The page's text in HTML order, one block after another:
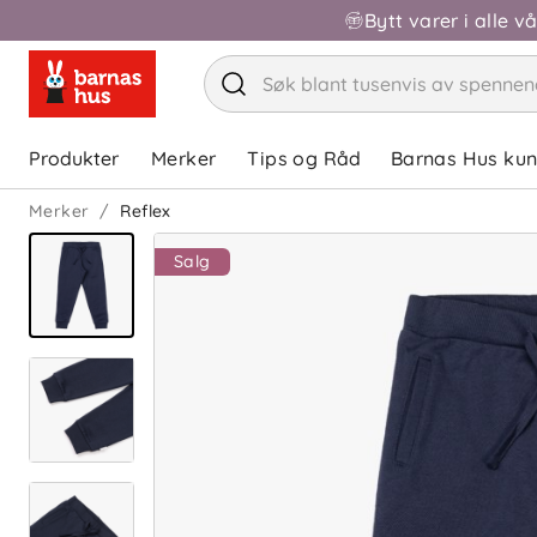
Bytt varer i alle
Produkter Merker Tips og Råd Barnas Hus
Merker Reflex
Salg